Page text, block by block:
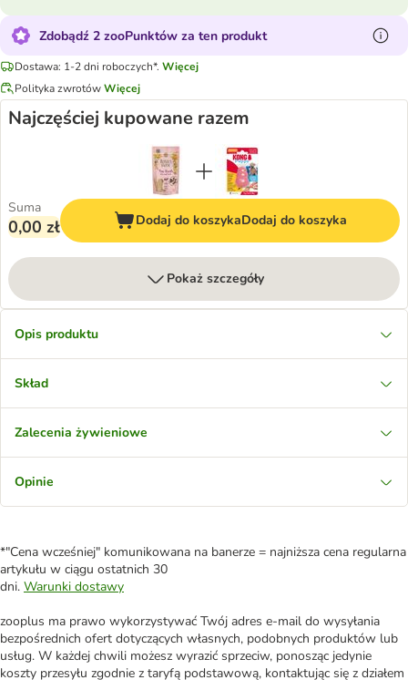
Zdobądź 2 zooPunktów za ten produkt
Dostawa: 1-2 dni roboczych*. Więcej
Polityka zwrotówWięcej
Najczęściej kupowane razem
Suma
0,00 zł Dodaj do koszykaDodaj do koszyka
Pokaż szczegóły
Opis produktu
Skład
Zalecenia żywieniowe
Opinie
*"Cena wcześniej" komunikowana na banerze = najniższa cena regularna
artykułu w ciągu ostatnich 30
dni. Warunki dostawy
zooplus ma prawo wykorzystywać Twój adres e-mail do wysyłania
bezpośrednich ofert dotyczących własnych, podobnych produktów lub
usług. W każdej chwili możesz wyrazić sprzeciw, ponosząc jedynie
koszty przesyłu zgodnie z taryfą podstawową, kontaktując się z działem